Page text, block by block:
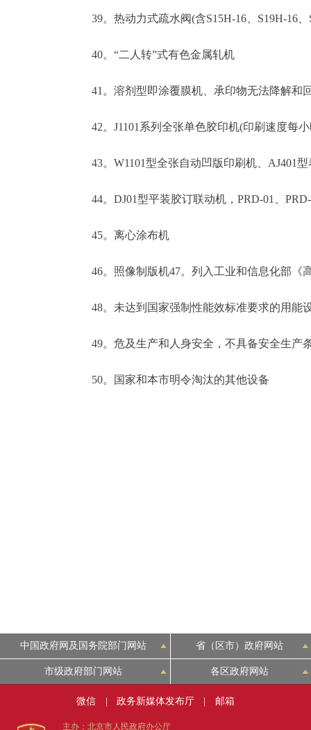
39。热动力式疏水阀(含S15H-16、S19H-16、
40。“二人转”式有色金属轧机
41。溶剂型即涂覆膜机、承印物无法降解和
42。J1101系列全张单色胶印机(印刷速度每小
43。W1101型全张自动凹版印刷机、AJ401型
44。DJ01型平装胶订联动机，PRD-01、
45。离心涂布机
46。照像制版机47。列入工业和信息化部《
48。未达到国家强制性能效标准要求的用能
49。危及生产和人身安全，不具备安全生产
50。国家和本市明令淘汰的其他设备
中国政府网及国务院部门网站 省（区市）政府网站
市级政府部门网站 各区政府网站
微信 政务新媒体发布厅 邮箱
主办：北京市人民政府办公厅